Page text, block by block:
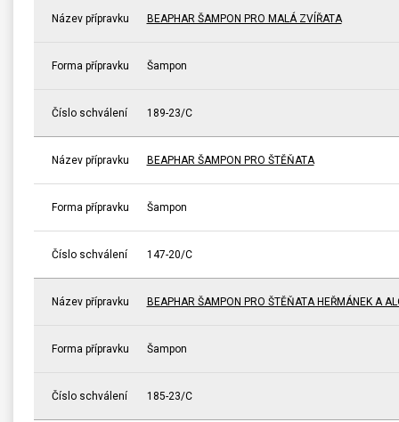
Název přípravku BEAPHAR ŠAMPON PRO MALÁ ZVÍŘATA
Forma přípravku Šampon
Číslo schválení 189-23/C
Název přípravku BEAPHAR ŠAMPON PRO ŠTĚŇATA
Forma přípravku Šampon
Číslo schválení 147-20/C
Název přípravku BEAPHAR ŠAMPON PRO ŠTĚŇATA HEŘMÁNEK A
Forma přípravku Šampon
Číslo schválení 185-23/C